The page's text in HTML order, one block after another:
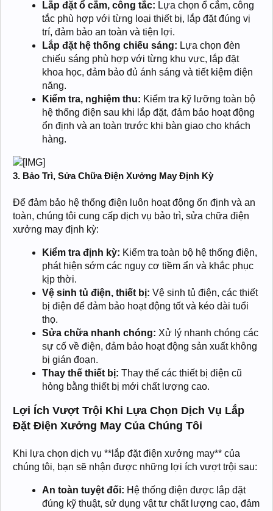
Lắp đặt ổ cắm, công tắc: Lựa chọn ổ cắm, công
tắc phù hợp với từng loại thiết bị, lắp đặt đúng vị
trí, đảm bảo an toàn và tiện lợi.
Lắp đặt hệ thống chiếu sáng: Lựa chọn đèn
chiếu sáng phù hợp với từng khu vực, lắp đặt
khoa học, đảm bảo đủ ánh sáng và tiết kiệm điện
năng.
Kiểm tra, nghiệm thu: Kiểm tra kỹ lưỡng toàn bộ
hệ thống điện sau khi lắp đặt, đảm bảo hoạt động
ổn định và an toàn trước khi bàn giao cho khách
hàng.
3. Bảo Trì, Sửa Chữa Điện Xưởng May Định Kỳ
Để đảm bảo hệ thống điện luôn hoạt động ổn định và an
toàn, chúng tôi cung cấp dịch vụ bảo trì, sửa chữa điện
xưởng may định kỳ:
Kiểm tra định kỳ: Kiểm tra toàn bộ hệ thống điện,
phát hiện sớm các nguy cơ tiềm ẩn và khắc phục
kịp thời.
Vệ sinh tủ điện, thiết bị: Vệ sinh tủ điện, các thiết
bị điện để đảm bảo hoạt động tốt và kéo dài tuổi
thọ.
Sửa chữa nhanh chóng: Xử lý nhanh chóng các
sự cố về điện, đảm bảo hoạt động sản xuất không
bị gián đoạn.
Thay thế thiết bị: Thay thế các thiết bị điện cũ
hỏng bằng thiết bị mới chất lượng cao.
Lợi Ích Vượt Trội Khi Lựa Chọn Dịch Vụ Lắp
Đặt Điện Xưởng May Của Chúng Tôi
Khi lựa chọn dịch vụ **lắp đặt điện xưởng may** của
chúng tôi, bạn sẽ nhận được những lợi ích vượt trội sau:
An toàn tuyệt đối: Hệ thống điện được lắp đặt
đúng kỹ thuật, sử dụng vật tư chất lượng cao, đảm